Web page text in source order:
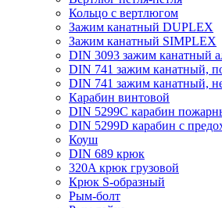
Кольцо с вертлюгом
Зажим канатный DUPLEX
Зажим канатный SIMPLEX
DIN 3093 зажим канатный
DIN 741 зажим канатный,
DIN 741 зажим канатный,
Карабин винтовой
DIN 5299C карабин
DIN 5299D карабин с
Коуш
DIN 689 крюк
320A крюк грузовой
Крюк S-образный
Рым-болт